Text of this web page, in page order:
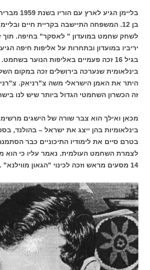
בליימן הגיע
בן 12. המשפחה התיישבה בקריית חיים
לשחק שחמט במועדון " לאסקר" בחיפה. תוך
יריביו במועדון ובתחרות על אליפות חיפה
בגיל 16 זכה פעמיים באליפות הנוער
בינלאומית שנערכה בירושלים זכה במקום
היתר את האמן הישראלי משה צ"רניאק.
זה הכשרון השחמטי הגדול ביותר שיש לנו
מכאן ואילך הוא צבר שורה של הישגים
בינלאומיות בהן ייצג את ישראל – בהולנד,
בטרם סיים את לימודיו התיכוניים כבר
14 מסעים מראש וזכה לכינוי "הגאון מווילנא" .